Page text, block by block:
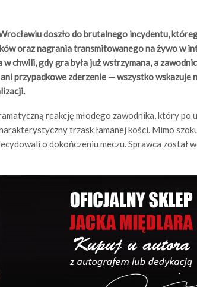
doszło do brutalnego incydentu,
oraz nagrania transmitowanego na żywo w
chwili, gdy gra była już wstrzymana, a
przypadkowe zderzenie — wszystko wskazuje
reakcję młodego zawodnika, który po
trzask łamanej kości. Mimo
o dokończeniu meczu. Sprawca został